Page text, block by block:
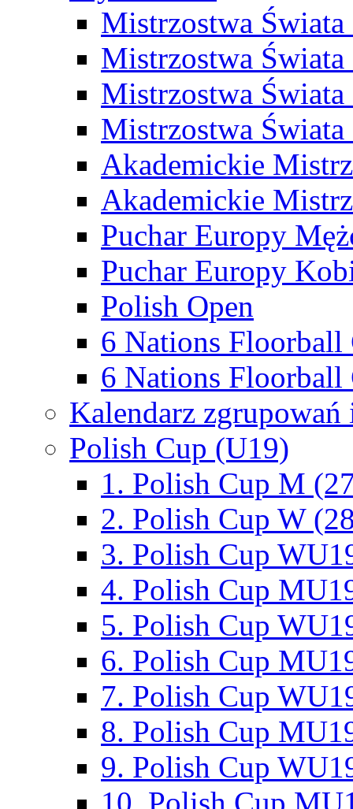
Mistrzostwa
Mistrzostwa
Mistrzostwa
Mistrzostwa
Akademickie
Akademickie
Puchar Europy
Puchar Europy
Polish Open
6 Nations Floorball
6 Nations Floorball
Kalendarz
Polish Cup (U19)
1. Polish Cup M
2. Polish Cup W
3. Polish Cup
4. Polish Cup
5. Polish Cup
6. Polish Cup
7. Polish Cup
8. Polish Cup
9. Polish Cup
10. Polish Cup